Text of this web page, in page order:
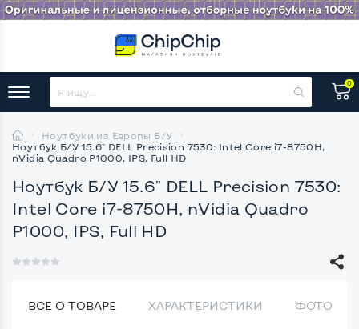
0
Ноутбуки из Европы Б/У
Ноутбук Б/У 15.6" DELL Precision 7530: Intel Core i7-8750H,
nVidia Quadro P1000, IPS, Full HD
Ноутбук Б/У 15.6" DELL Precision 7530:
Intel Core i7-8750H, nVidia Quadro
P1000, IPS, Full HD
ВСЕ О ТОВАРЕ ХАРАКТЕРИСТИКИ ФОТО